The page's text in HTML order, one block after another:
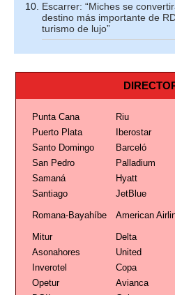
Escarrer: “Miches se
destino más importante de
turismo de lujo”
Punta Cana Riu
Puerto Plata
Iberostar
Santo Domingo
Barceló
San Pedro
Palladium
Samaná
Hyatt
Santiago
JetBlue
Romana-Bayahíbe American
Mitur
Delta
Asonahores
United
Inverotel
Copa
Opetur
Avianca